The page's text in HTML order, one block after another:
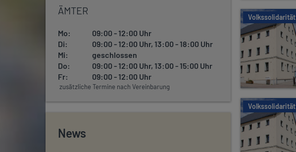
ÄMTER
Mo:
09:00 - 12:00 Uhr
Di:
09:00 - 12:00 Uhr, 13:00 - 18:00 Uhr
Mi:
geschlossen
Do:
09:00 - 12:00 Uhr, 13:00 - 15:00 Uhr
Fr:
09:00 - 12:00 Uhr
zusätzliche Termine nach Vereinbarung
News
Volkssolidarität
Volkssolidarität